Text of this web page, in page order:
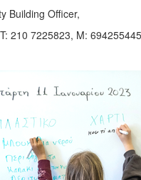
Officer,
210 7225823, M: